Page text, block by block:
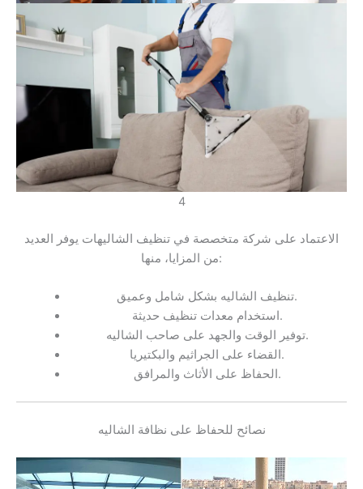
4
الاعتماد على شركة متخصصة في تنظيف الشاليهات يوفر العديد
من المزايا، منها:
تنظيف الشاليه بشكل شامل وعميق.
استخدام معدات تنظيف حديثة.
توفير الوقت والجهد على صاحب الشاليه.
القضاء على الجراثيم والبكتيريا.
الحفاظ على الأثاث والمرافق.
نصائح للحفاظ على نظافة الشاليه